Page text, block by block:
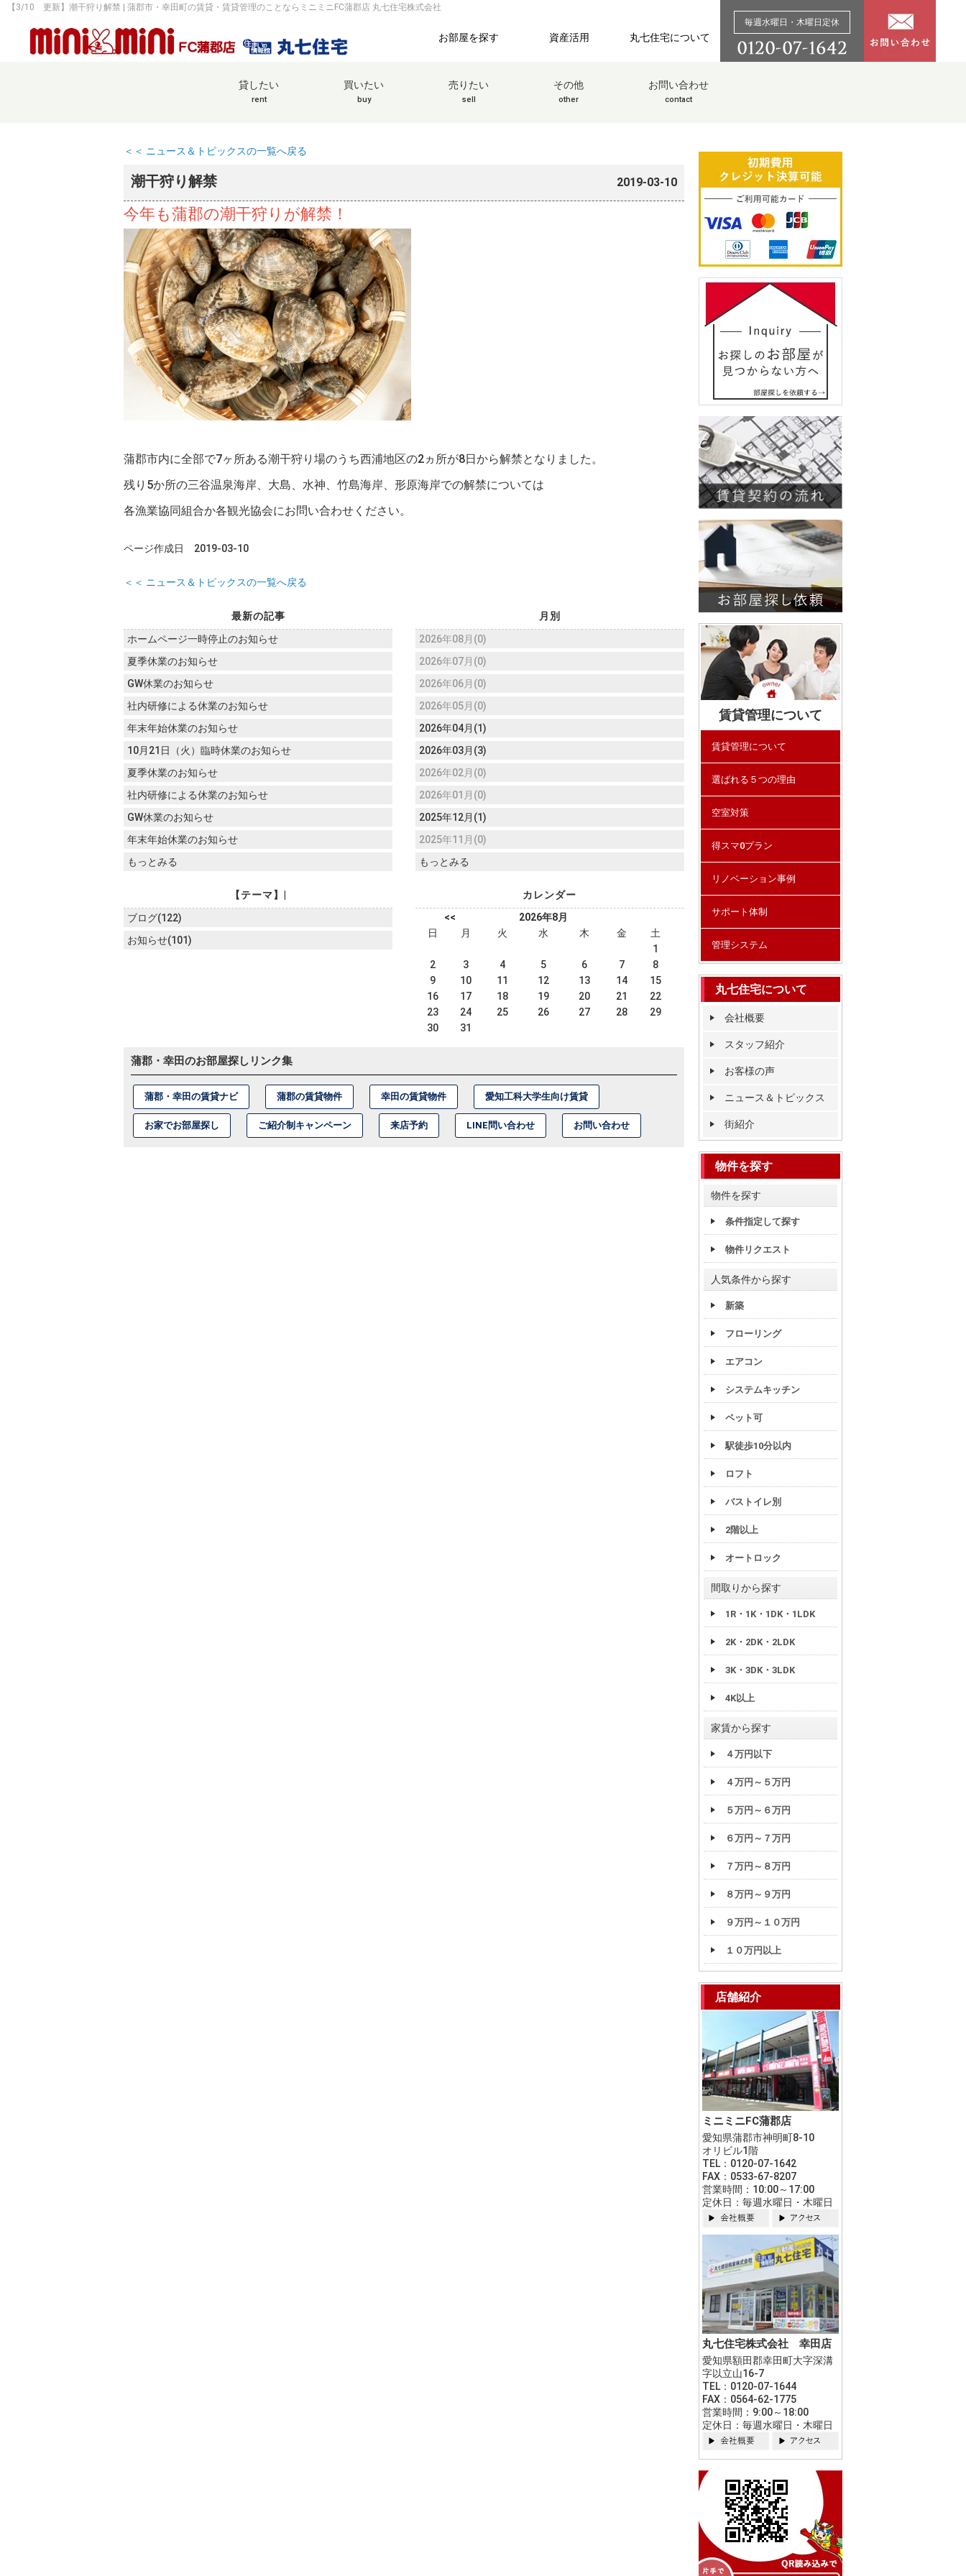
【3/10 更新】潮干狩り解禁 | 蒲郡市・幸田町の賃貸・賃貸管理のことならミニミニFC蒲郡店 丸七住宅株式会社
お部屋を探す 資産活用 丸七住宅について
毎週水曜日・木曜日定休
貸したい
rent
買いたい
buy
売りたい
sell
その他
other
お問い合わせ
contact
＜＜ ニュース＆トピックスの一覧へ戻る
潮干狩り解禁 2019-03-10
今年も蒲郡の潮干狩りが解禁！
蒲郡市内に全部で7ヶ所ある潮干狩り場のうち西浦地区の2ヵ所が8日から解禁となりました。
残り5か所の三谷温泉海岸、大島、水神、竹島海岸、形原海岸での解禁については
各漁業協同組合か各観光協会にお問い合わせください。
ページ作成日 2019-03-10
＜＜ ニュース＆トピックスの一覧へ戻る
最新の記事
ホームページ一時停止のお知らせ
夏季休業のお知らせ
GW休業のお知らせ
社内研修による休業のお知らせ
年末年始休業のお知らせ
10月21日（火）臨時休業のお知らせ
夏季休業のお知らせ
社内研修による休業のお知らせ
GW休業のお知らせ
年末年始休業のお知らせ
もっとみる
月別
2026年08月(0)
2026年07月(0)
2026年06月(0)
2026年05月(0)
2026年04月(1)
2026年03月(3)
2026年02月(0)
2026年01月(0)
2025年12月(1)
2025年11月(0)
もっとみる
【テーマ】|
ブログ(122)
お知らせ(101)
カレンダー
<<
2026年8月
日
月 火 水 木 金
土
1
2
3 4 5 6 7
8
9
10 11 12 13 14
15
16
17 18 19 20 21
22
23
24 25 26 27 28
29
30
31
蒲郡・幸田のお部屋探しリンク集
蒲郡・幸田の賃貸ナビ 蒲郡の賃貸物件 幸田の賃貸物件 愛知工科大学生向け賃貸
お家でお部屋探し ご紹介制キャンペーン 来店予約 LINE問い合わせ お問い合わせ
賃貸管理について
賃貸管理について
選ばれる５つの理由
空室対策
得スマ0プラン
リノベーション事例
サポート体制
管理システム
丸七住宅について
会社概要
スタッフ紹介
お客様の声
ニュース＆トピックス
街紹介
物件を探す
物件を探す
条件指定して探す
物件リクエスト
人気条件から探す
新築
フローリング
エアコン
システムキッチン
ペット可
駅徒歩10分以内
ロフト
バストイレ別
2階以上
オートロック
間取りから探す
1R・1K・1DK・1LDK
2K・2DK・2LDK
3K・3DK・3LDK
4K以上
家賃から探す
４万円以下
４万円～５万円
５万円～６万円
６万円～７万円
７万円～８万円
８万円～９万円
９万円～１０万円
１０万円以上
店舗紹介
ミニミニFC蒲郡店
愛知県蒲郡市神明町8-10
オリビル1階
TEL：0120-07-1642
FAX：0533-67-8207
営業時間：10:00～17:00
定休日：毎週水曜日・木曜日
丸七住宅株式会社 幸田店
愛知県額田郡幸田町大字深溝
字以立山16-7
TEL：0120-07-1644
FAX：0564-62-1775
営業時間：9:00～18:00
定休日：毎週水曜日・木曜日